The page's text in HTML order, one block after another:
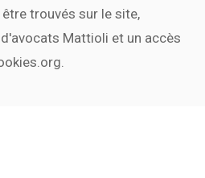
trouvés sur le site,
Mattioli et un accès